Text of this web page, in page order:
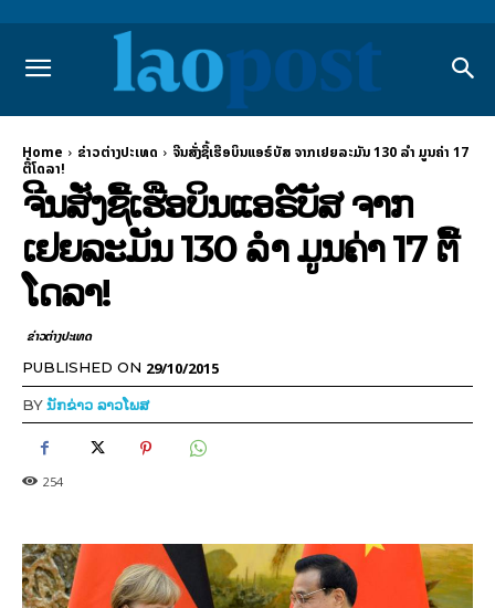
Home ຂ່າວຕ່າງປະເທດ
ຈີນສັ່ງຊື້ເຮືອບິນແອຣ໌ບັສ ຈາກເຢຍລະມັນ 130 ລຳ ມູນຄ່າ 17
ຕື້ໂດລາ!
ຈີນສັ່ງຊື້ເຮືອບິນແອຣ໌ບັສ ຈາກ
ເຢຍລະມັນ 130 ລຳ ມູນຄ່າ 17 ຕື້
ໂດລາ!
ຂ່າວຕ່າງປະເທດ
PUBLISHED ON 29/10/2015
BYນັກຂ່າວ ລາວໂພສ
254